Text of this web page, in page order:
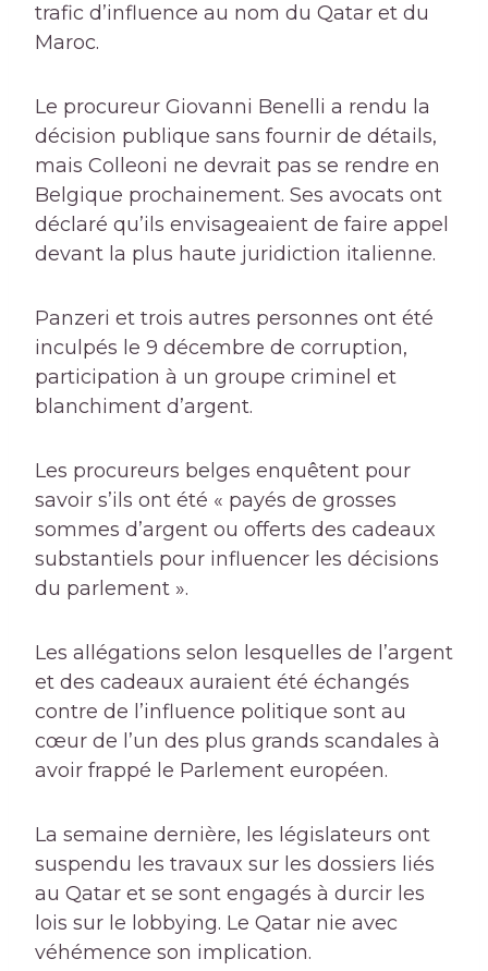
trafic d’influence au nom du Qatar et du
Maroc.
Le procureur Giovanni Benelli a rendu la
décision publique sans fournir de détails,
mais Colleoni ne devrait pas se rendre en
Belgique prochainement. Ses avocats ont
déclaré qu’ils envisageaient de faire appel
devant la plus haute juridiction italienne.
Panzeri et trois autres personnes ont été
inculpés le 9 décembre de corruption,
participation à un groupe criminel et
blanchiment d’argent.
Les procureurs belges enquêtent pour
savoir s’ils ont été « payés de grosses
sommes d’argent ou offerts des cadeaux
substantiels pour influencer les décisions
du parlement ».
Les allégations selon lesquelles de l’argent
et des cadeaux auraient été échangés
contre de l’influence politique sont au
cœur de l’un des plus grands scandales à
avoir frappé le Parlement européen.
La semaine dernière, les législateurs ont
suspendu les travaux sur les dossiers liés
au Qatar et se sont engagés à durcir les
lois sur le lobbying. Le Qatar nie avec
véhémence son implication.